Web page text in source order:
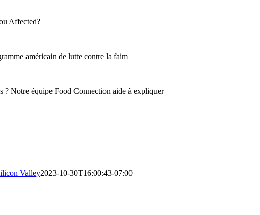
Affected?
américain de lutte contre la faim
? Notre équipe Food Connection aide à expliquer
Valley2023-10-30T16:00:43-07:00